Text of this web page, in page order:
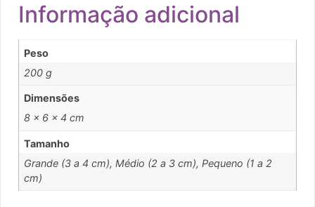
Informação adicional
Peso
200 g
Dimensões
8 × 6 × 4 cm
Tamanho
Grande (3 a 4 cm), Médio (2 a 3 cm), Pequeno (1 a 2
cm)